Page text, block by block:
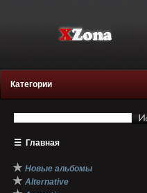
Категории
☰ Главная
★ Новые альбомы
★ Alternative